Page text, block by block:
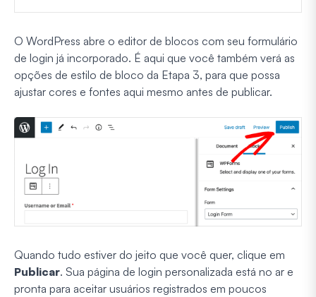
O WordPress abre o editor de blocos com seu formulário
de login já incorporado. É aqui que você também verá as
opções de estilo de bloco da Etapa 3, para que possa
ajustar cores e fontes aqui mesmo antes de publicar.
Quando tudo estiver do jeito que você quer, clique em
Publicar. Sua página de login personalizada está no ar e
pronta para aceitar usuários registrados em poucos